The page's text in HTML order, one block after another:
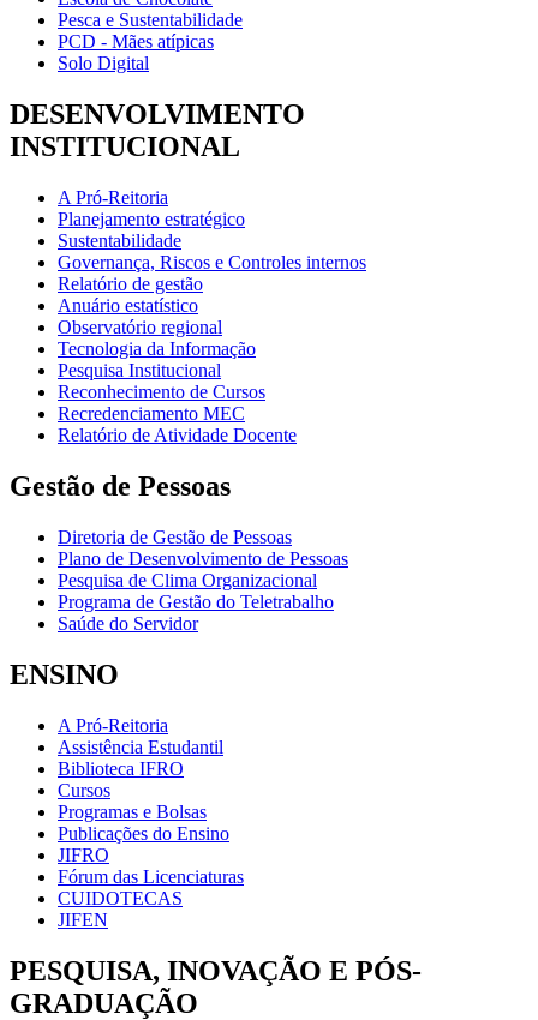
Pesca e Sustentabilidade
PCD - Mães atípicas
Solo Digital
DESENVOLVIMENTO
INSTITUCIONAL
A Pró-Reitoria
Planejamento estratégico
Sustentabilidade
Governança, Riscos e Controles internos
Relatório de gestão
Anuário estatístico
Observatório regional
Tecnologia da Informação
Pesquisa Institucional
Reconhecimento de Cursos
Recredenciamento MEC
Relatório de Atividade Docente
Gestão de Pessoas
Diretoria de Gestão de Pessoas
Plano de Desenvolvimento de Pessoas
Pesquisa de Clima Organizacional
Programa de Gestão do Teletrabalho
Saúde do Servidor
ENSINO
A Pró-Reitoria
Assistência Estudantil
Biblioteca IFRO
Cursos
Programas e Bolsas
Publicações do Ensino
JIFRO
Fórum das Licenciaturas
CUIDOTECAS
JIFEN
PESQUISA, INOVAÇÃO E PÓS-
GRADUAÇÃO